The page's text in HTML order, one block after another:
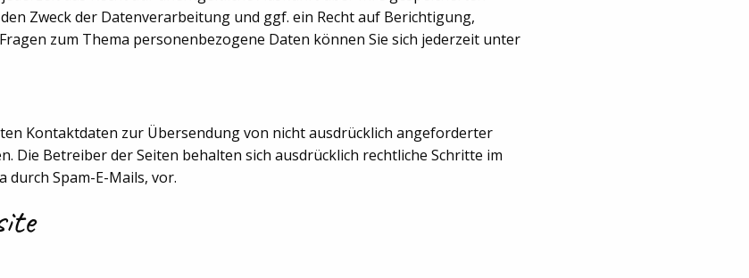
Zweck der Datenverarbeitung und ggf. ein Recht auf Berichtigung,
zum Thema personenbezogene Daten können Sie sich jederzeit unter
Kontaktdaten zur Übersendung von nicht ausdrücklich angeforderter
Betreiber der Seiten behalten sich ausdrücklich rechtliche Schritte im
Spam-E-Mails, vor.